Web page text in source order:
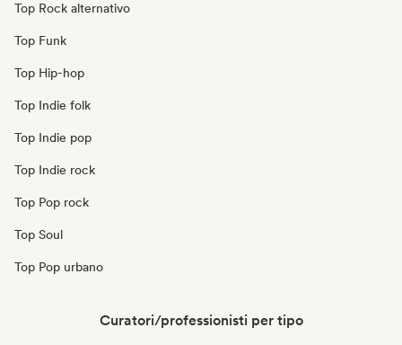
Top Rock alternativo
Top Funk
Top Hip-hop
Top Indie folk
Top Indie pop
Top Indie rock
Top Pop rock
Top Soul
Top Pop urbano
Curatori/professionisti per tipo